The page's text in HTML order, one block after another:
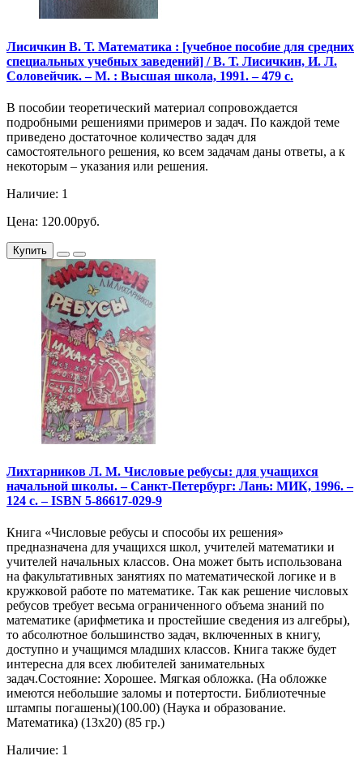
Лисичкин В. Т. Математика : [учебное пособие для средних
специальных учебных заведений] / В. Т. Лисичкин, И. Л.
Соловейчик. – М. : Высшая школа, 1991. – 479 с.
В пособии теоретический материал сопровождается
подробными решениями примеров и задач. По каждой теме
приведено достаточное количество задач для
самостоятельного решения, ко всем задачам даны ответы, а к
некоторым – указания или решения.
Наличие: 1
Цена: 120.00руб.
Купить
Лихтарников Л. М. Числовые ребусы: для учащихся
начальной школы. – Санкт-Петербург: Лань: МИК, 1996. –
124 с. – ISBN 5-86617-029-9
Книга «Числовые ребусы и способы их решения»
предназначена для учащихся школ, учителей математики и
учителей начальных классов. Она может быть использована
на факультативных занятиях по математической логике и в
кружковой работе по математике. Так как решение числовых
ребусов требует весьма ограниченного объема знаний по
математике (арифметика и простейшие сведения из алгебры),
то абсолютное большинство задач, включенных в книгу,
доступно и учащимся младших классов. Книга также будет
интересна для всех любителей занимательных
задач.Состояние: Хорошее. Мягкая обложка. (На обложке
имеются небольшие заломы и потертости. Библиотечные
штампы погашены)(100.00) (Наука и образование.
Математика) (13х20) (85 гр.)
Наличие: 1